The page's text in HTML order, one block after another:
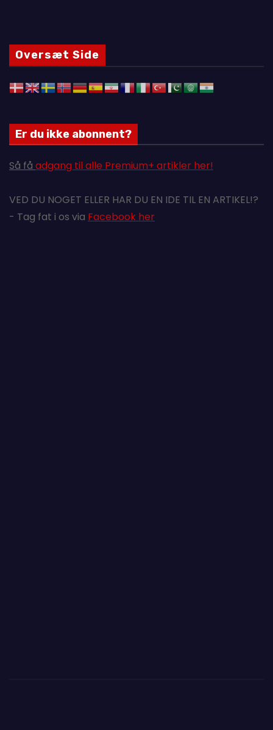
Oversæt Side
Er du ikke abonnent?
Så få adgang til alle Premium+ artikler her!
VED DU NOGET ELLER HAR DU EN IDE TIL EN ARTIKEL!?
- Tag fat i os via Facebook her